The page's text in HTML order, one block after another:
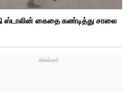
ஸ்டாலின் கைதை கண்டித்து சாலை